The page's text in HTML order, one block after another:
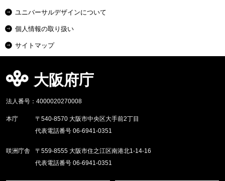
ユニバーサルデザインについて
個人情報の取り扱い
サイトマップ
大阪府庁
法人番号：4000020270008
本庁
〒540-8570 大阪市中央区大手前2丁目
代表電話番号 06-6941-0351
咲洲庁舎
〒559-8555 大阪市住之江区南港北1-14-16
代表電話番号 06-6941-0351